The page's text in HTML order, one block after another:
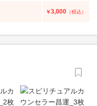
￥3,000 （税込）